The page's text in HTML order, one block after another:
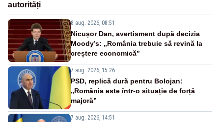
autorități
8 aug. 2026, 08:51
Nicușor Dan, avertisment după decizia
Moody’s: „România trebuie să revină la
creștere economică”
7 aug. 2026, 15:26
PSD, replică dură pentru Bolojan:
„România este într-o situație de forță
majoră”
7 aug. 2026, 14:51